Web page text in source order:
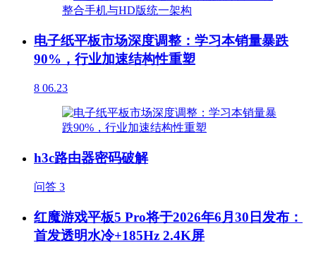
电子纸平板市场深度调整：学习本销量暴跌
90%，行业加速结构性重塑
8 06.23
h3c路由器密码破解
问答 3
红魔游戏平板5 Pro将于2026年6月30日发布：
首发透明水冷+185Hz 2.4K屏